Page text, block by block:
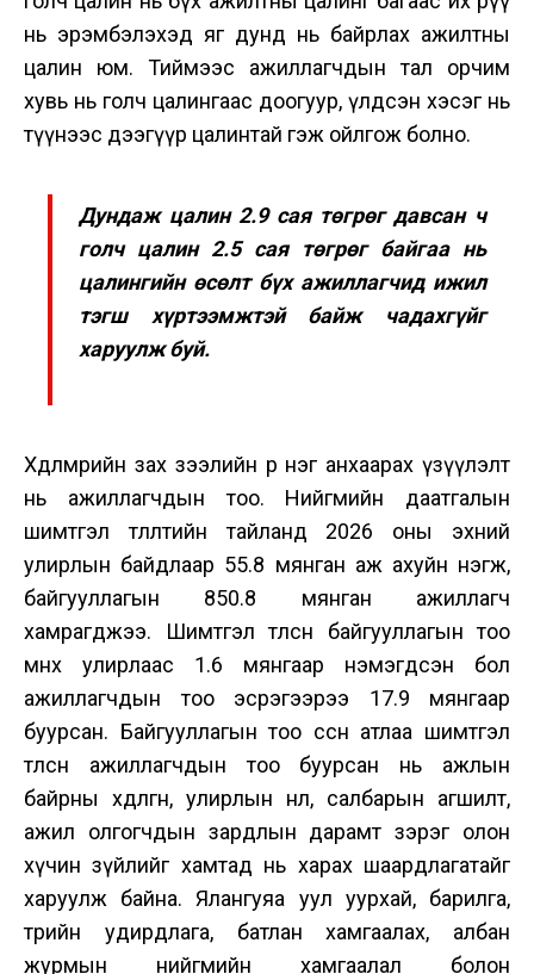
нь эрэмбэлэхэд яг дунд нь байрлах ажилтны
цалин юм. Тиймээс ажиллагчдын тал орчим
хувь нь голч цалингаас доогуур, үлдсэн хэсэг нь
түүнээс дээгүүр цалинтай гэж ойлгож болно.
Дундаж цалин 2.9 сая төгрөг давсан ч
голч цалин 2.5 сая төгрөг байгаа нь
цалингийн өсөлт бүх ажиллагчид ижил
тэгш хүртээмжтэй байж чадахгүйг
харуулж буй.
Хөдөлмөрийн зах зээлийн өөр нэг анхаарах үзүүлэлт
нь ажиллагчдын тоо. Нийгмийн даатгалын
шимтгэл төлөлтийн тайланд 2026 оны эхний
улирлын байдлаар 55.8 мянган аж ахуйн нэгж,
байгууллагын 850.8 мянган ажиллагч
хамрагджээ. Шимтгэл төлсөн байгууллагын тоо
өмнөх улирлаас 1.6 мянгаар нэмэгдсэн бол
ажиллагчдын тоо эсрэгээрээ 17.9 мянгаар
буурсан. Байгууллагын тоо өссөн атлаа шимтгэл
төлсөн ажиллагчдын тоо буурсан нь ажлын
байрны хөдөлгөөн, улирлын нөлөө, салбарын агшилт,
ажил олгогчдын зардлын дарамт зэрэг олон
хүчин зүйлийг хамтад нь харах шаардлагатайг
харуулж байна. Ялангуяа уул уурхай, барилга,
төрийн удирдлага, батлан хамгаалах, албан
журмын нийгмийн хамгаалал болон